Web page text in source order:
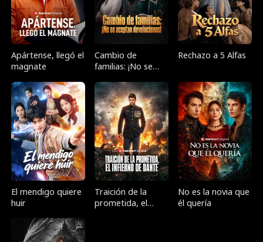
Apártense, llegó el
magnate
Cambio de
familias: ¡No se
devoluciones!
Rechazo a 5 Alfas
El mendigo quiere
huir
Traición de la
prometida, el
No es la novia que
él quería